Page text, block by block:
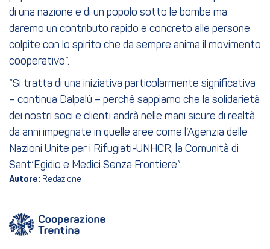
di una nazione e di un popolo sotto le bombe ma
daremo un contributo rapido e concreto alle persone
colpite con lo spirito che da sempre anima il movimento
cooperativo”.
“Si tratta di una iniziativa particolarmente significativa
– continua Dalpalù – perché sappiamo che la solidarietà
dei nostri soci e clienti andrà nelle mani sicure di realtà
da anni impegnate in quelle aree come l’Agenzia delle
Nazioni Unite per i Rifugiati-UNHCR, la Comunità di
Sant‘Egidio e Medici Senza Frontiere”.
Autore: Redazione